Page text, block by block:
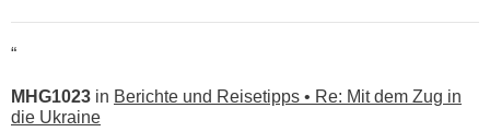
“
MHG1023 in Berichte und Reisetipps • Re: Mit dem Zug in
die Ukraine